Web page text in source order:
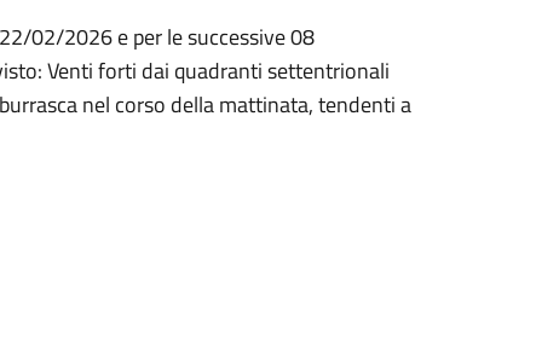
02/2026 e per le successive 08
Venti forti dai quadranti settentrionali
nel corso della mattinata, tendenti a